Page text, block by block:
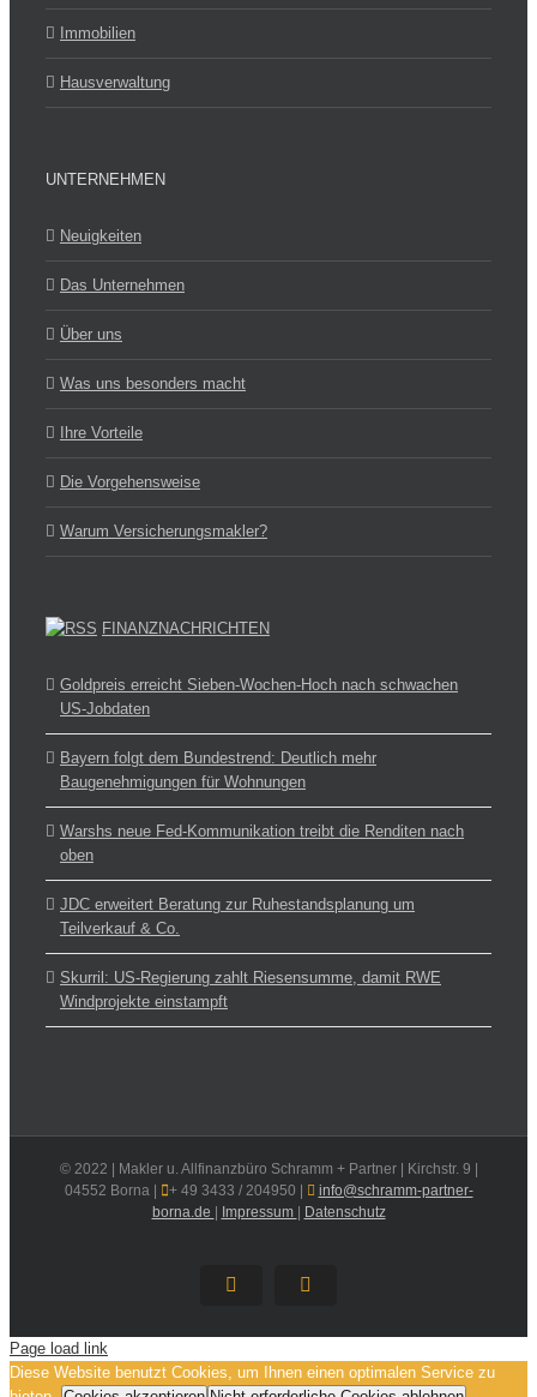
Immobilien
Hausverwaltung
UNTERNEHMEN
Neuigkeiten
Das Unternehmen
Über uns
Was uns besonders macht
Ihre Vorteile
Die Vorgehensweise
Warum Versicherungsmakler?
FINANZNACHRICHTEN
Goldpreis erreicht Sieben-Wochen-Hoch nach schwachen
US-Jobdaten
Bayern folgt dem Bundestrend: Deutlich mehr
Baugenehmigungen für Wohnungen
Warshs neue Fed-Kommunikation treibt die Renditen nach
oben
JDC erweitert Beratung zur Ruhestandsplanung um
Teilverkauf & Co.
Skurril: US-Regierung zahlt Riesensumme, damit RWE
Windprojekte einstampft
© 2022 | Makler u. Allfinanzbüro Schramm + Partner | Kirchstr. 9 |
04552 Borna |
+ 49 3433 / 204950 |
info@schramm-partner-
borna.de
Impressum Datenschutz
E-
Xing
Page load link
Diese Website benutzt Cookies, um Ihnen einen optimalen Service zu